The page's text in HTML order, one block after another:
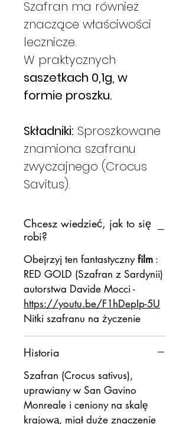
Szafran ma również
znaczące właściwości
lecznicze.
W praktycznych
saszetkach 0,1g, w
formie proszku.
Składniki: Sproszkowane
znamiona szafranu
zwyczajnego (Crocus
Savitus).
Chcesz wiedzieć, jak to się
robi?
Obejrzyj ten fantastycznyfilm :
RED GOLD (Szafran z Sardynii)
autorstwa Davide Mocci -
https://youtu.be/F1hDepIp-5U
Nitki szafranu na życzenie
Historia
Szafran (Crocus sativus),
uprawiany w San Gavino
Monreale i ceniony na skalę
krajową, miał duże znaczenie